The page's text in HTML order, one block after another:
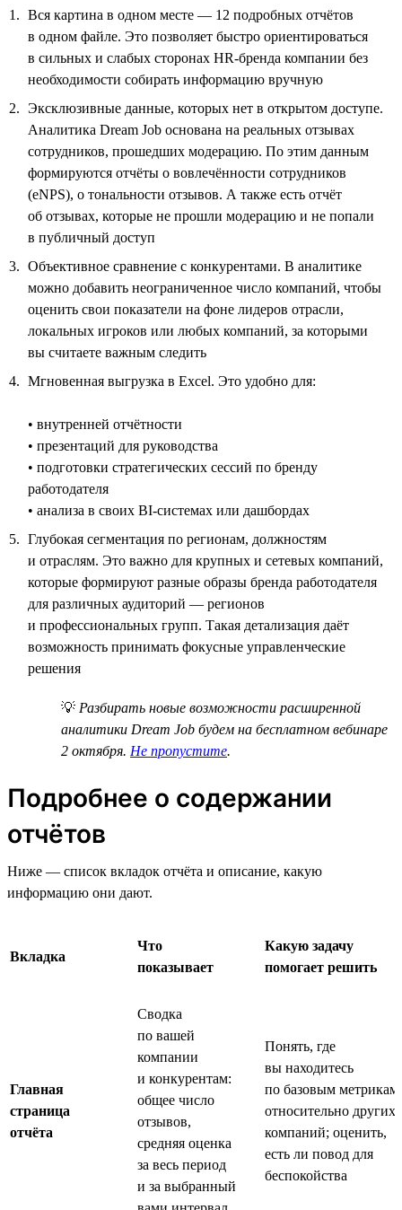
Вся картина в одном месте — 12 подробных отчётов
в одном файле. Это позволяет быстро ориентироваться
в сильных и слабых сторонах HR-бренда компании без
необходимости собирать информацию вручную
Эксклюзивные данные, которых нет в открытом доступе.
Аналитика Dream Job основана на реальных отзывах
сотрудников, прошедших модерацию. По этим данным
формируются отчёты о вовлечённости сотрудников
(eNPS), о тональности отзывов. А также есть отчёт
об отзывах, которые не прошли модерацию и не попали
в публичный доступ
Объективное сравнение с конкурентами. В аналитике
можно добавить неограниченное число компаний, чтобы
оценить свои показатели на фоне лидеров отрасли,
локальных игроков или любых компаний, за которыми
вы считаете важным следить
Мгновенная выгрузка в Excel. Это удобно для:
• внутренней отчётности
• презентаций для руководства
• подготовки стратегических сессий по бренду
работодателя
• анализа в своих BI-системах или дашбордах
Глубокая сегментация по регионам, должностям
и отраслям. Это важно для крупных и сетевых компаний,
которые формируют разные образы бренда работодателя
для различных аудиторий — регионов
и профессиональных групп. Такая детализация даёт
возможность принимать фокусные управленческие
решения
💡 Разбирать новые возможности расширенной
аналитики Dream Job будем на бесплатном вебинаре
2 октября. Не пропустите.
Подробнее о содержании
отчётов
Ниже — список вкладок отчёта и описание, какую
информацию они дают.
Вкладка
Что
показывает
Какую задачу
помогает решить
Главная
страница
отчёта
Сводка
по вашей
компании
и конкурентам:
общее число
отзывов,
средняя оценка
за весь период
и за выбранный
Понять, где
вы находитесь
по базовым метрикам
относительно других
компаний; оценить,
есть ли повод для
беспокойства